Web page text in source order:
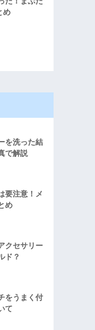
め
を洗った結
で解説
要注意！メ
め
クセサリー
ド？
をうまく付
て